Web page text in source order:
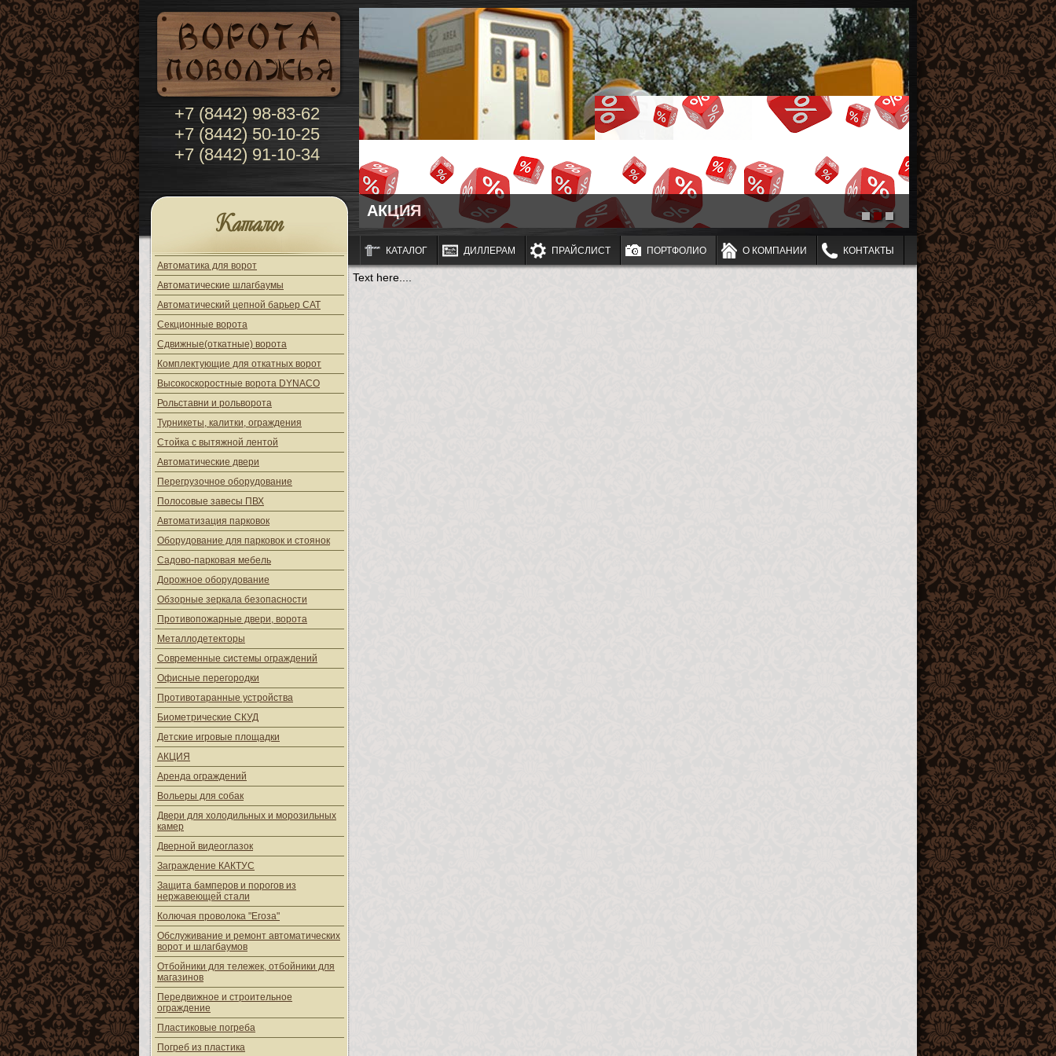
+7 (8442) 98-83-62
+7 (8442) 50-10-25
+7 (8442) 91-10-34
АКЦИЯ
Каталог
Автоматика для ворот
Автоматические шлагбаумы
Автоматический цепной барьер CAT
Секционные ворота
Сдвижные(откатные) ворота
Комплектующие для откатных ворот
Высокоскоростные ворота DYNACO
Рольставни и рольворота
Турникеты, калитки, ограждения
Стойка с вытяжной лентой
Автоматические двери
Перегрузочное оборудование
Полосовые завесы ПВХ
Автоматизация парковок
Оборудование для парковок и стоянок
Садово-парковая мебель
Дорожное оборудование
Обзорные зеркала безопасности
Противопожарные двери, ворота
Металлодетекторы
Современные системы ограждений
Офисные перегородки
Противотаранные устройства
Биометрические СКУД
Детские игровые площадки
АКЦИЯ
Аренда ограждений
Вольеры для собак
Двери для холодильных и морозильных
камер
Дверной видеоглазок
Заграждение КАКТУС
Защита бамперов и порогов из
нержавеющей стали
Колючая проволока "Егоза"
Обслуживание и ремонт автоматических
ворот и шлагбаумов
Отбойники для тележек, отбойники для
магазинов
Передвижное и строительное
ограждение
Пластиковые погреба
Погреб из пластика
КАТАЛОГ ДИЛЛЕРАМ ПРАЙСЛИСТ ПОРТФОЛИО О КОМПАНИИ КОНТАКТЫ
Text here....